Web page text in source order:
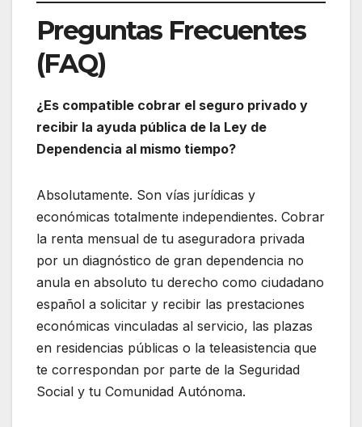
Preguntas Frecuentes
(FAQ)
¿Es compatible cobrar el seguro privado y
recibir la ayuda pública de la Ley de
Dependencia al mismo tiempo?
Absolutamente. Son vías jurídicas y
económicas totalmente independientes. Cobrar
la renta mensual de tu aseguradora privada
por un diagnóstico de gran dependencia no
anula en absoluto tu derecho como ciudadano
español a solicitar y recibir las prestaciones
económicas vinculadas al servicio, las plazas
en residencias públicas o la teleasistencia que
te correspondan por parte de la Seguridad
Social y tu Comunidad Autónoma.